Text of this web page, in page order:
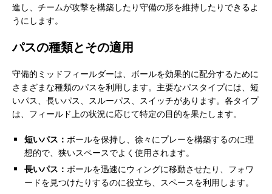
進し、チームが攻撃を構築したり守備の形を維持したりできるよ
うにします。
パスの種類とその適用
守備的ミッドフィールダーは、ボールを効果的に配分するために
さまざまな種類のパスを利用します。主要なパスタイプには、短
いパス、長いパス、スルーパス、スイッチがあります。各タイプ
は、フィールド上の状況に応じて特定の目的を果たします。
短いパス： ボールを保持し、徐々にプレーを構築するのに理
想的で、狭いスペースでよく使用されます。
長いパス： ボールを迅速にウィングに移動させたり、フォワ
ードを見つけたりするのに役立ち、スペースを利用します。